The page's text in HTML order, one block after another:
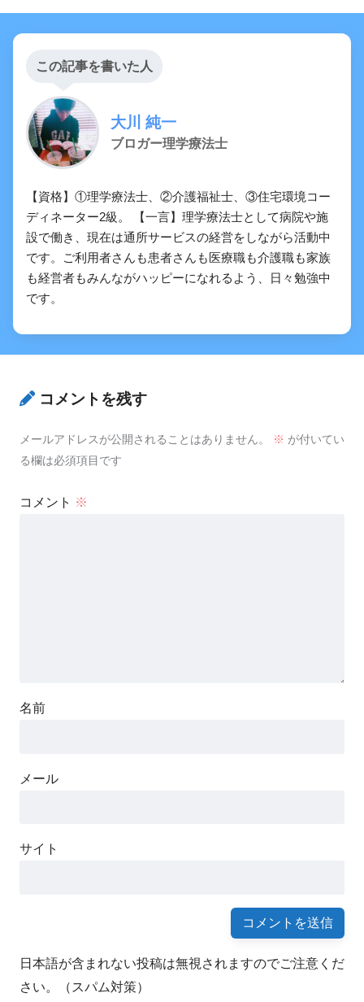
この記事を書いた人
大川 純一
ブロガー理学療法士
【資格】①理学療法士、②介護福祉士、③住宅環境コー
ディネーター2級。 【一言】理学療法士として病院や施
設で働き、現在は通所サービスの経営をしながら活動中
です。ご利用者さんも患者さんも医療職も介護職も家族
も経営者もみんながハッピーになれるよう、日々勉強中
です。
コメントを残す
メールアドレスが公開されることはありません。 ※ が付いてい
る欄は必須項目です
コメント ※
名前
メール
サイト
日本語が含まれない投稿は無視されますのでご注意くだ
さい。（スパム対策）